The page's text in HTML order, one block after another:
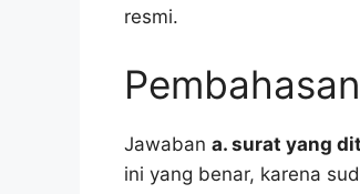
resmi.
Pembahasan
Jawaban a. surat yang
ini yang benar, karena